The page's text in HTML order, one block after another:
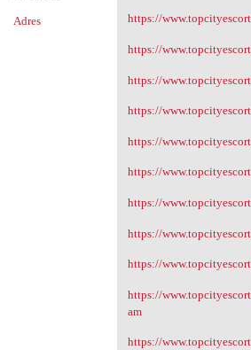
Adres https://
https://
https://
https://
https://
https://
https://
https://
https://
https://
am
https://